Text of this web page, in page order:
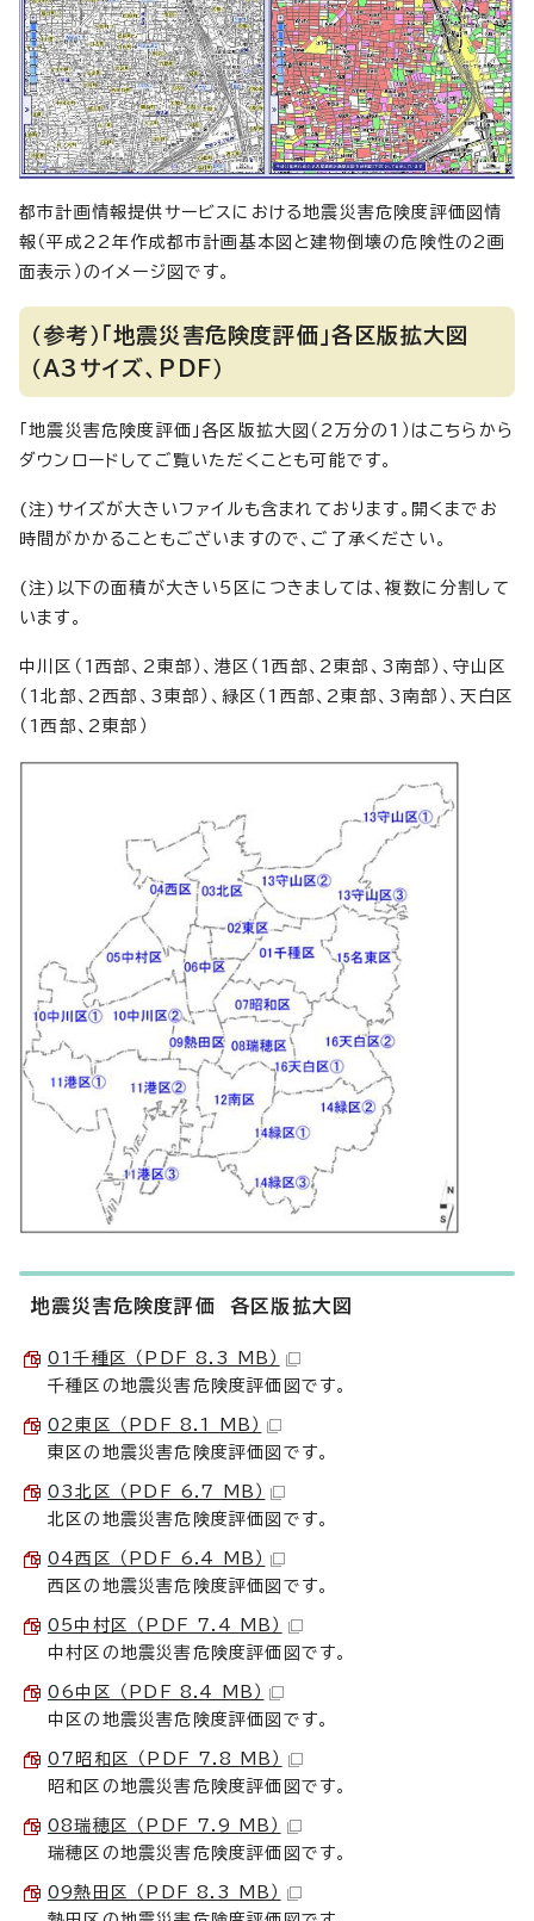
都市計画情報提供サービスにおける地震災害危険度評価図情
報（平成22年作成都市計画基本図と建物倒壊の危険性の2画
面表示）のイメージ図です。
（参考）「地震災害危険度評価」各区版拡大図
（A3サイズ、PDF）
「地震災害危険度評価」各区版拡大図（2万分の1）はこちらから
ダウンロードしてご覧いただくことも可能です。
(注)サイズが大きいファイルも含まれております。開くまでお
時間がかかることもございますので、ご了承ください。
(注)以下の面積が大きい5区につきましては、複数に分割して
います。
中川区（1西部、2東部）、港区（1西部、2東部、3南部）、守山区
（1北部、2西部、3東部）、緑区（1西部、2東部、3南部）、天白区
（1西部、2東部）
地震災害危険度評価 各区版拡大図
01千種区 （PDF 8.3 MB）
千種区の地震災害危険度評価図です。
02東区 （PDF 8.1 MB）
東区の地震災害危険度評価図です。
03北区 （PDF 6.7 MB）
北区の地震災害危険度評価図です。
04西区 （PDF 6.4 MB）
西区の地震災害危険度評価図です。
05中村区 （PDF 7.4 MB）
中村区の地震災害危険度評価図です。
06中区 （PDF 8.4 MB）
中区の地震災害危険度評価図です。
07昭和区 （PDF 7.8 MB）
昭和区の地震災害危険度評価図です。
08瑞穂区 （PDF 7.9 MB）
瑞穂区の地震災害危険度評価図です。
09熱田区 （PDF 8.3 MB）